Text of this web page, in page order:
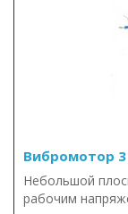
Вибромотор 3
Небольшой
рабочим